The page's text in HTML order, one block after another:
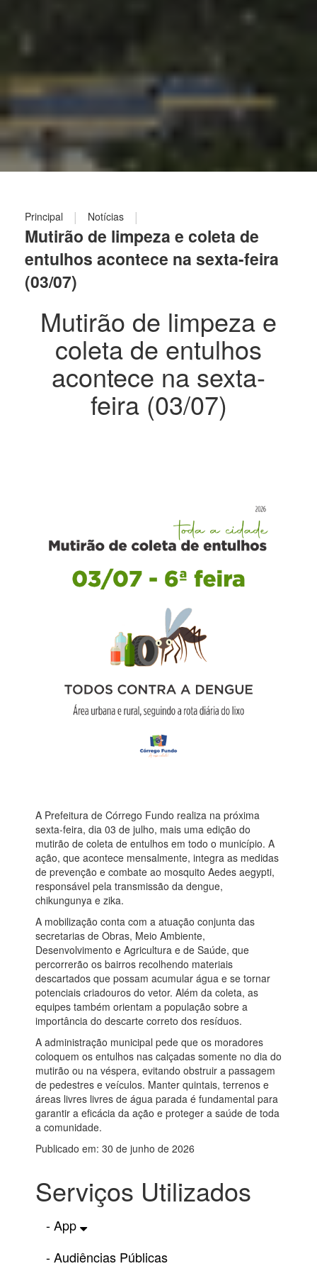
Principal | Notícias |
Mutirão de limpeza e coleta de
entulhos acontece na sexta-feira
(03/07)
Mutirão de limpeza e
coleta de entulhos
acontece na sexta-
feira (03/07)
A Prefeitura de Córrego Fundo realiza na próxima
sexta-feira, dia 03 de julho, mais uma edição do
mutirão de coleta de entulhos em todo o município. A
ação, que acontece mensalmente, integra as medidas
de prevenção e combate ao mosquito Aedes aegypti,
responsável pela transmissão da dengue,
chikungunya e zika.
A mobilização conta com a atuação conjunta das
secretarias de Obras, Meio Ambiente,
Desenvolvimento e Agricultura e de Saúde, que
percorrerão os bairros recolhendo materiais
descartados que possam acumular água e se tornar
potenciais criadouros do vetor. Além da coleta, as
equipes também orientam a população sobre a
importância do descarte correto dos resíduos.
A administração municipal pede que os moradores
coloquem os entulhos nas calçadas somente no dia do
mutirão ou na véspera, evitando obstruir a passagem
de pedestres e veículos. Manter quintais, terrenos e
áreas livres livres de água parada é fundamental para
garantir a eficácia da ação e proteger a saúde de toda
a comunidade.
Publicado em: 30 de junho de 2026
Serviços Utilizados
- App
- Audiências Públicas